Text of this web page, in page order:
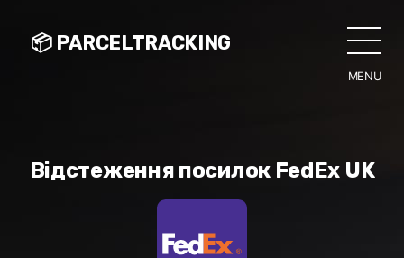
MENU
📦 PARCELTRACKING
Відстеження посилок FedEx UK